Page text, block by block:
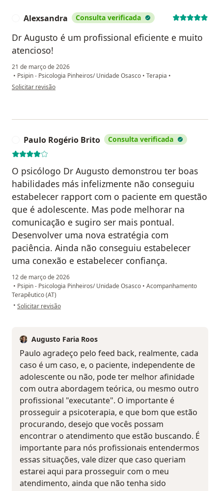
Alexsandra Consulta verificada
Dr Augusto é um profissional eficiente e muito
atencioso!
21 de março de 2026
• Psipin - Psicologia Pinheiros/ Unidade Osasco • Terapia •
na opinião do utilizador Alexsandra
Solicitar revisão
Paulo Rogério Brito Consulta verificada
O psicólogo Dr Augusto demonstrou ter boas
habilidades más infelizmente não conseguiu
estabelecer rapport com o paciente em questão
que é adolescente. Mas pode melhorar na
comunicação e sugiro ser mais pontual.
Desenvolver uma nova estratégia com
paciência. Ainda não conseguiu estabelecer
uma conexão e estabelecer confiança.
12 de março de 2026
• Psipin - Psicologia Pinheiros/ Unidade Osasco • Acompanhamento
Terapêutico (AT)
• na opinião do utilizador Paulo Rogério Brito
Solicitar revisão
Augusto Faria Roos
Paulo agradeço pelo feed back, realmente, cada
caso é um caso, e, o paciente, independente de
adolescente ou não, pode ter melhor afinidade
com outra abordagem teórica, ou mesmo outro
profissional "executante". O importante é
prosseguir a psicoterapia, e que bom que estão
procurando, desejo que vocês possam
encontrar o atendimento que estão buscando. É
importante para nós profissionais entendermos
essas situações, vale dizer que caso queriam
estarei aqui para prosseguir com o meu
atendimento, ainda que não tenha sido